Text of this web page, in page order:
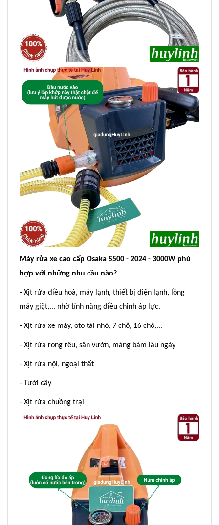
Máy rửa xe cao cấp Osaka S500 - 2024 - 3000W phù
hợp với những nhu cầu nào?
- Xịt rửa điều hoà, máy lạnh, thiết bị điện lạnh, lồng
máy giặt,... nhờ tính năng điều chỉnh áp lực.
- Xịt rửa xe máy, oto tải nhỏ, 7 chỗ, 16 chỗ,...
- Xịt rửa rong rêu, sân vườn, mảng bám lâu ngày
- Xịt rửa nội, ngoại thất
- Tưới cây
- Xịt rửa chuồng trại